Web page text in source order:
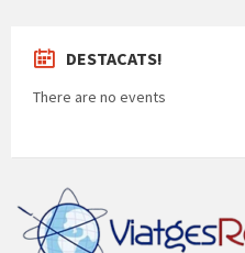
DESTACATS!
There are no events